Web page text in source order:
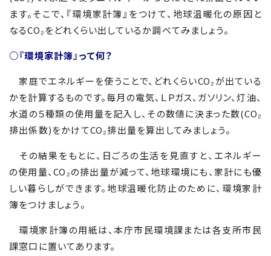
ます。そこで、『環境家計簿』をつけて、地球温暖化の原因と
なるCO₂をどれくらい出しているか調べてみましょう。
○『環境家計簿』って何？
家庭でエネルギーを使うことで、どれくらいCO₂が出ている
かを計算するものです。毎月の電気、ＬＰガス、ガソリン、灯油、
水道の５種類の使用量を記入し、その数値に決まった数(CO₂
排出係数)をかけてCO₂排出量を算出してみましょう。
その結果をもとに、日ごろの生活を見直すと、エネルギー
の使用量、CO₂の排出量が減って、地球環境にも、家計にも優
しい暮らしができます。地球温暖化防止のために、環境家計
簿をつけましょう。
環境家計簿の用紙は、本庁市民環境課または各支所市民
課窓口に置いてあります。